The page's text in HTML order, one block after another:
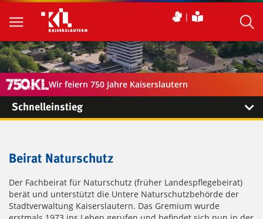
Wir feiern 750 Jahre Kaiserslautern
Schnelleinstieg
Beirat Naturschutz
Der Fachbeirat für Naturschutz (früher Landespflegebeirat)
berät und unterstützt die Untere Naturschutzbehörde der
Stadtverwaltung Kaiserslautern. Das Gremium wurde